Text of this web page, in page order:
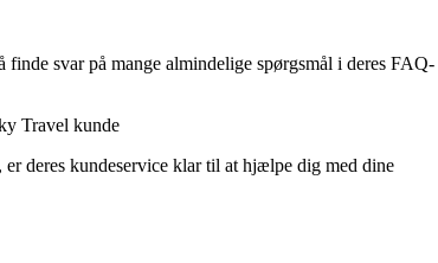
svar på mange almindelige spørgsmål i deres FAQ-
Travel kunde
deres kundeservice klar til at hjælpe dig med dine